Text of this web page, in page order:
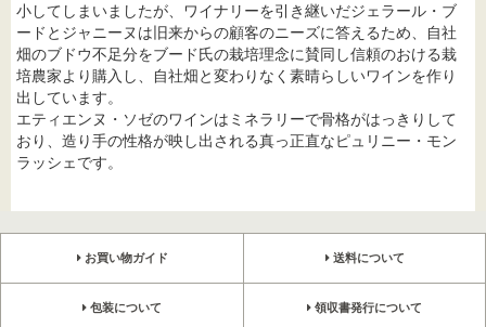
小してしまいましたが、ワイナリーを引き継いだジェラール・ブ
ードとジャニーヌは旧来からの顧客のニーズに答えるため、自社
畑のブドウ不足分をブード氏の栽培理念に賛同し信頼のおける栽
培農家より購入し、自社畑と変わりなく素晴らしいワインを作り
出しています。
エティエンヌ・ソゼのワインはミネラリーで骨格がはっきりして
おり、造り手の性格が映し出される真っ正直なピュリニー・モン
ラッシェです。
お買い物ガイド 送料について
包装について 領収書発行について